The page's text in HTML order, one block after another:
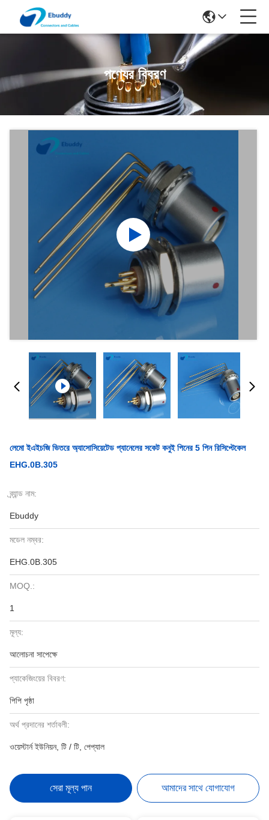
পণ্যের বিবরণ
লেমো ইএইচজি ভিতরে অ্যাসোসিয়েটেড প্যানেলের সকেট কনুই পিনের 5 পিন রিসিপ্টেকেল
EHG.0B.305
ব্র্যান্ড নাম:
Ebuddy
মডেল নম্বর:
EHG.0B.305
MOQ.:
1
মূল্য:
আলোচনা সাপেক্ষে
প্যাকেজিংয়ের বিবরণ:
পিপি পৃষ্ঠা
অর্থ প্রদানের শর্তাবলী:
ওয়েস্টার্ন ইউনিয়ন, টি / টি, পেপ্যাল
সেরা মূল্য পান আমাদের সাথে যোগাযোগ